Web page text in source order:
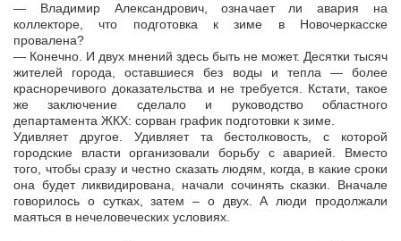
— Владимир Александрович, означает ли авария на
коллекторе, что подготовка к зиме в Новочеркасске
провалена?
— Конечно. И двух мнений здесь быть не может. Десятки тысяч
жителей города, оставшиеся без воды и тепла — более
красноречивого доказательства и не требуется. Кстати, такое
же заключение сделало и руководство областного
департамента ЖКХ: сорван график подготовки к зиме.
Удивляет другое. Удивляет та бестолковость, с которой
городские власти организовали борьбу с аварией. Вместо
того, чтобы сразу и честно сказать людям, когда, в какие сроки
она будет ликвидирована, начали сочинять сказки. Вначале
говорилось о сутках, затем – о двух. А люди продолжали
маяться в нечеловеческих условиях.